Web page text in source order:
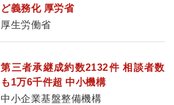
ど義務化 厚労省
厚生労働省
第三者承継成約数2132件 相談者数
も1万6千件超 中小機構
中小企業基盤整備機構